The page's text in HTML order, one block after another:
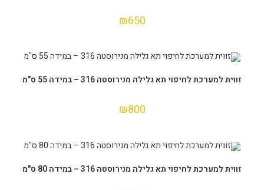
₪650
הוספה לסל
זווית למערכת לחיפוי תא גלילה מנירוסטה 316 – במידה 55 ס"מ
₪800
זווית למערכת לחיפוי תא גלילה מנירוסטה 316 – במידה 80 ס"מ